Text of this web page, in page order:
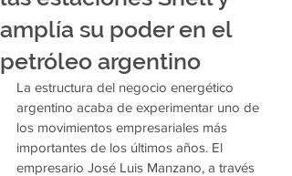
amplía su poder en el
petróleo argentino
La estructura del negocio energético
argentino acaba de experimentar uno de
los movimientos empresariales más
importantes de los últimos años. El
empresario José Luis Manzano, a través